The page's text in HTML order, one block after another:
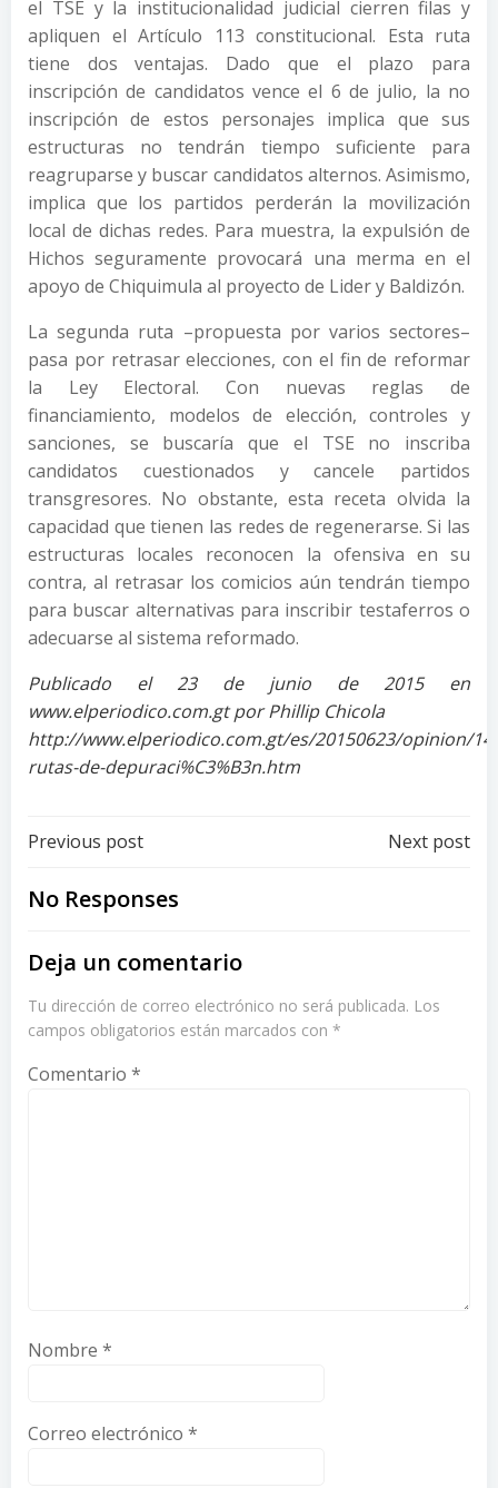
el TSE y la institucionalidad judicial cierren filas y
apliquen el Artículo 113 constitucional. Esta ruta
tiene dos ventajas. Dado que el plazo para
inscripción de candidatos vence el 6 de julio, la no
inscripción de estos personajes implica que sus
estructuras no tendrán tiempo suficiente para
reagruparse y buscar candidatos alternos. Asimismo,
implica que los partidos perderán la movilización
local de dichas redes. Para muestra, la expulsión de
Hichos seguramente provocará una merma en el
apoyo de Chiquimula al proyecto de Lider y Baldizón.
La segunda ruta –propuesta por varios sectores–
pasa por retrasar elecciones, con el fin de reformar
la Ley Electoral. Con nuevas reglas de
financiamiento, modelos de elección, controles y
sanciones, se buscaría que el TSE no inscriba
candidatos cuestionados y cancele partidos
transgresores. No obstante, esta receta olvida la
capacidad que tienen las redes de regenerarse. Si las
estructuras locales reconocen la ofensiva en su
contra, al retrasar los comicios aún tendrán tiempo
para buscar alternativas para inscribir testaferros o
adecuarse al sistema reformado.
Publicado el 23 de junio de 2015 en
www.elperiodico.com.gt por Phillip Chicola
http://www.elperiodico.com.gt/es/20150623/opinion/
rutas-de-depuraci%C3%B3n.htm
Post
navigation
Previous post Next post
No Responses
Deja un comentario
Tu dirección de correo electrónico no será publicada. Los
campos obligatorios están marcados con *
Comentario *
Nombre *
Correo electrónico *